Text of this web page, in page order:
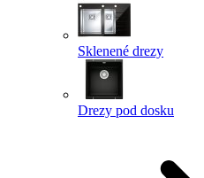
Sklenené drezy
Drezy pod dosku